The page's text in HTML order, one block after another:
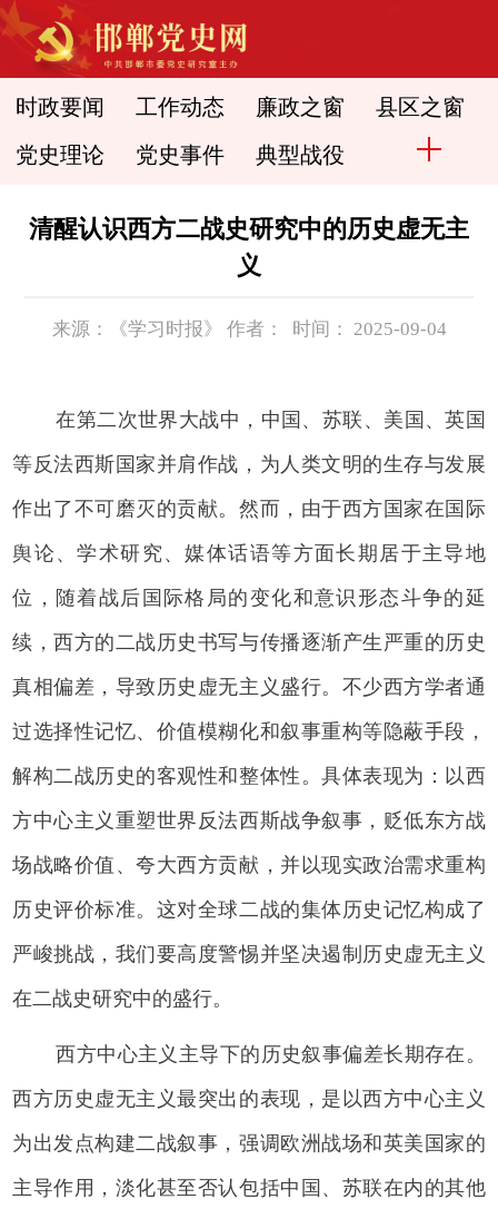
时政要闻 工作动态 廉政之窗 县区之窗
党史理论 党史事件 典型战役
清醒认识西方二战史研究中的历史虚无主
义
来源：《学习时报》 作者： 时间： 2025-09-04
在第二次世界大战中，中国、苏联、美国、英国
等反法西斯国家并肩作战，为人类文明的生存与发展
作出了不可磨灭的贡献。然而，由于西方国家在国际
舆论、学术研究、媒体话语等方面长期居于主导地
位，随着战后国际格局的变化和意识形态斗争的延
续，西方的二战历史书写与传播逐渐产生严重的历史
真相偏差，导致历史虚无主义盛行。不少西方学者通
过选择性记忆、价值模糊化和叙事重构等隐蔽手段，
解构二战历史的客观性和整体性。具体表现为：以西
方中心主义重塑世界反法西斯战争叙事，贬低东方战
场战略价值、夸大西方贡献，并以现实政治需求重构
历史评价标准。这对全球二战的集体历史记忆构成了
严峻挑战，我们要高度警惕并坚决遏制历史虚无主义
在二战史研究中的盛行。
西方中心主义主导下的历史叙事偏差长期存在。
西方历史虚无主义最突出的表现，是以西方中心主义
为出发点构建二战叙事，强调欧洲战场和英美国家的
主导作用，淡化甚至否认包括中国、苏联在内的其他